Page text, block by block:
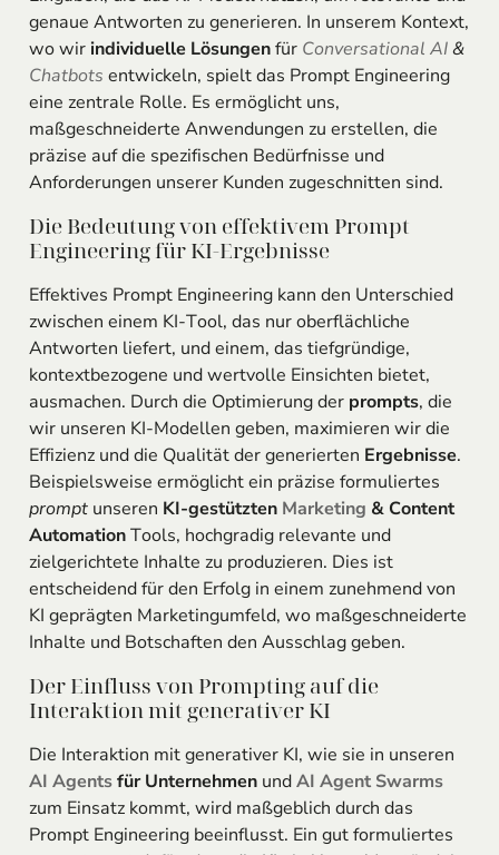
genaue Antworten zu generieren. In unserem Kontext,
wo wir individuelle Lösungenfür Conversational AI&
Chatbots entwickeln, spielt das Prompt Engineering
eine zentrale Rolle. Es ermöglicht uns,
maßgeschneiderte Anwendungen zu erstellen, die
präzise auf die spezifischen Bedürfnisse und
Anforderungen unserer Kunden zugeschnitten sind.
Die Bedeutung von effektivem Prompt
Engineering für KI-Ergebnisse
Effektives Prompt Engineering kann den Unterschied
zwischen einem KI-Tool, das nur oberflächliche
Antworten liefert, und einem, das tiefgründige,
kontextbezogene und wertvolle Einsichten bietet,
ausmachen. Durch die Optimierung der prompts, die
wir unseren KI-Modellen geben, maximieren wir die
Effizienz und die Qualität der generierten Ergebnisse.
Beispielsweise ermöglicht ein präzise formuliertes
promptunseren KI-gestützten Marketing & Content
AutomationTools, hochgradig relevante und
zielgerichtete Inhalte zu produzieren. Dies ist
entscheidend für den Erfolg in einem zunehmend von
KI geprägten Marketingumfeld, wo maßgeschneiderte
Inhalte und Botschaften den Ausschlag geben.
Der Einfluss von Prompting auf die
Interaktion mit generativer KI
Die Interaktion mit generativer KI, wie sie in unseren
AI Agentsfür UnternehmenundAI Agent Swarms
zum Einsatz kommt, wird maßgeblich durch das
Prompt Engineering beeinflusst. Ein gut formuliertes